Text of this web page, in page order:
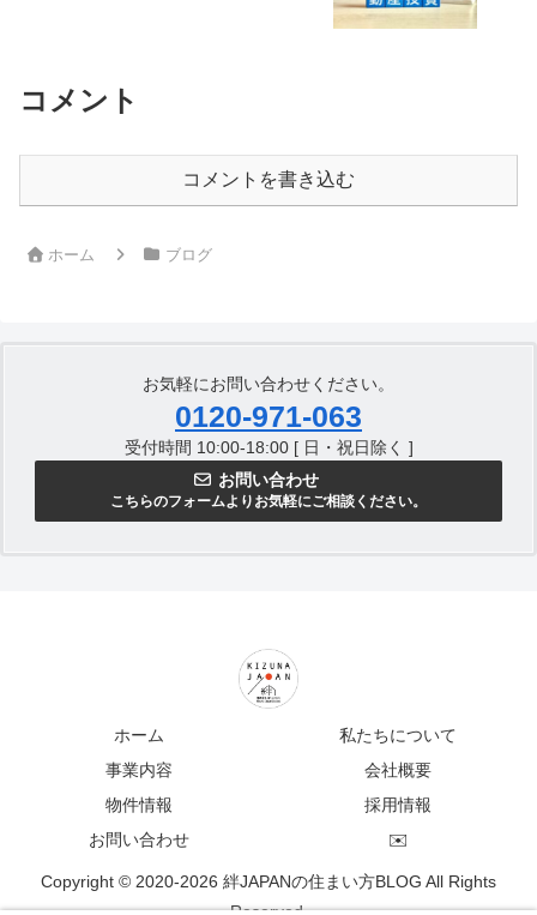
コメント
コメントを書き込む
ホーム ブログ
お気軽にお問い合わせください。
0120-971-063
受付時間 10:00-18:00 [ 日・祝日除く ]
お問い合わせ
こちらのフォームよりお気軽にご相談ください。
ホーム
私たちについて
事業内容
会社概要
物件情報
採用情報
お問い合わせ
✉️
Copyright © 2020-2026 絆JAPANの住まい方BLOG All Rights